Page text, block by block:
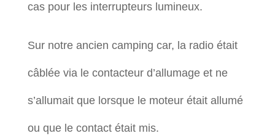
cas pour les interrupteurs lumineux.
Sur notre ancien camping car, la radio était
câblée via le contacteur d’allumage et ne
s’allumait que lorsque le moteur était allumé
ou que le contact était mis.